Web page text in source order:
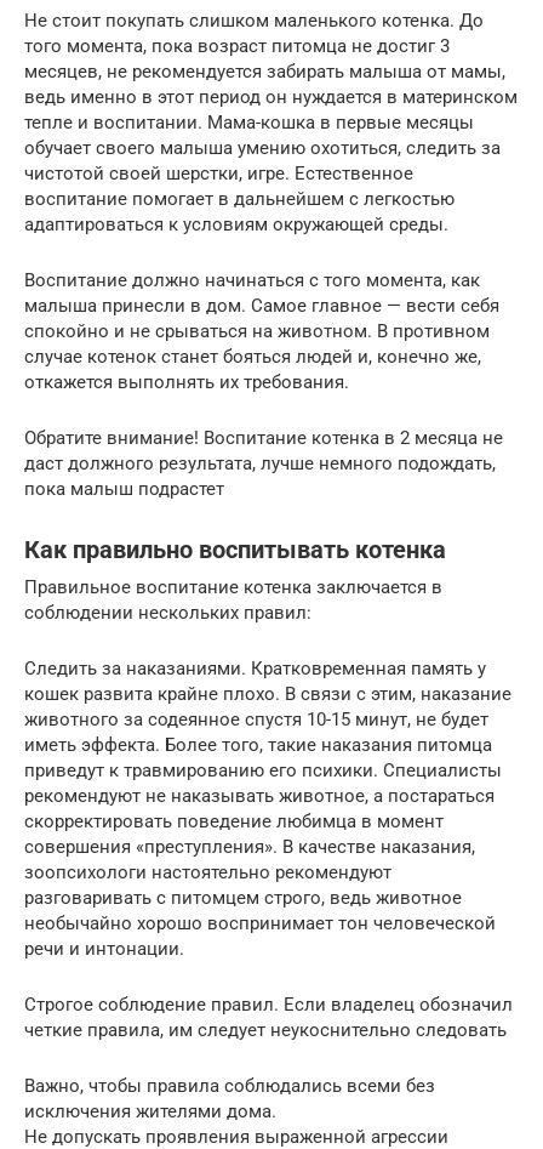
Не стоит покупать слишком маленького котенка. До
того момента, пока возраст питомца не достиг 3
месяцев, не рекомендуется забирать малыша от мамы,
ведь именно в этот период он нуждается в материнском
тепле и воспитании. Мама-кошка в первые месяцы
обучает своего малыша умению охотиться, следить за
чистотой своей шерстки, игре. Естественное
воспитание помогает в дальнейшем с легкостью
адаптироваться к условиям окружающей среды.
Воспитание должно начинаться с того момента, как
малыша принесли в дом. Самое главное — вести себя
спокойно и не срываться на животном. В противном
случае котенок станет бояться людей и, конечно же,
откажется выполнять их требования.
Обратите внимание! Воспитание котенка в 2 месяца не
даст должного результата, лучше немного подождать,
пока малыш подрастет
Как правильно воспитывать котенка
Правильное воспитание котенка заключается в
соблюдении нескольких правил:
Следить за наказаниями. Кратковременная память у
кошек развита крайне плохо. В связи с этим, наказание
животного за содеянное спустя 10-15 минут, не будет
иметь эффекта. Более того, такие наказания питомца
приведут к травмированию его психики. Специалисты
рекомендуют не наказывать животное, а постараться
скорректировать поведение любимца в момент
совершения «преступления». В качестве наказания,
зоопсихологи настоятельно рекомендуют
разговаривать с питомцем строго, ведь животное
необычайно хорошо воспринимает тон человеческой
речи и интонации.
Строгое соблюдение правил. Если владелец обозначил
четкие правила, им следует неукоснительно следовать
Важно, чтобы правила соблюдались всеми без
исключения жителями дома.
Не допускать проявления выраженной агрессии